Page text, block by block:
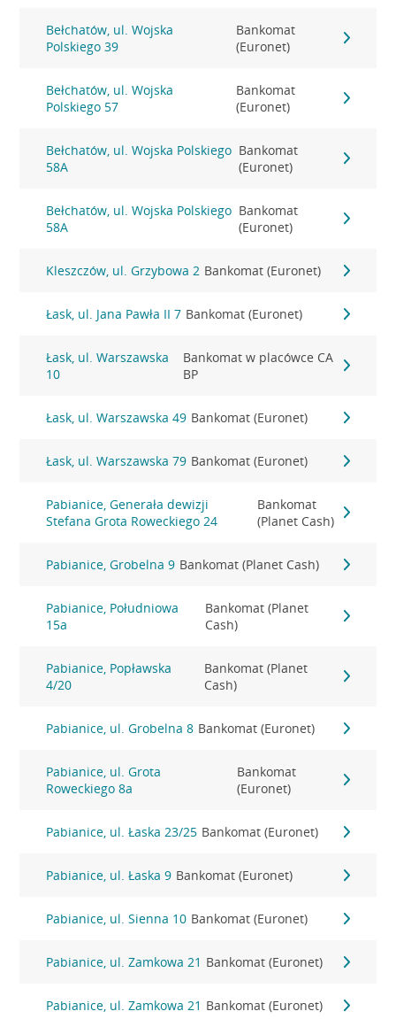
Bełchatów, ul. Wojska
Polskiego 39
Bankomat
(Euronet)
Bełchatów, ul. Wojska
Polskiego 57
Bankomat
(Euronet)
Bełchatów, ul. Wojska Polskiego
58A
Bankomat
(Euronet)
Bełchatów, ul. Wojska Polskiego
58A
Bankomat
(Euronet)
Kleszczów, ul. Grzybowa 2 Bankomat (Euronet)
Łask, ul. Jana Pawła II 7 Bankomat (Euronet)
Łask, ul. Warszawska
10
Bankomat w placówce CA
BP
Łask, ul. Warszawska 49 Bankomat (Euronet)
Łask, ul. Warszawska 79 Bankomat (Euronet)
Pabianice, Generała dewizji
Stefana Grota Roweckiego 24
Bankomat
(Planet Cash)
Pabianice, Grobelna 9 Bankomat (Planet Cash)
Pabianice, Południowa
15a
Bankomat (Planet
Cash)
Pabianice, Popławska
4/20
Bankomat (Planet
Cash)
Pabianice, ul. Grobelna 8 Bankomat (Euronet)
Pabianice, ul. Grota
Roweckiego 8a
Bankomat
(Euronet)
Pabianice, ul. Łaska 23/25 Bankomat (Euronet)
Pabianice, ul. Łaska 9 Bankomat (Euronet)
Pabianice, ul. Sienna 10 Bankomat (Euronet)
Pabianice, ul. Zamkowa 21 Bankomat (Euronet)
Pabianice, ul. Zamkowa 21 Bankomat (Euronet)